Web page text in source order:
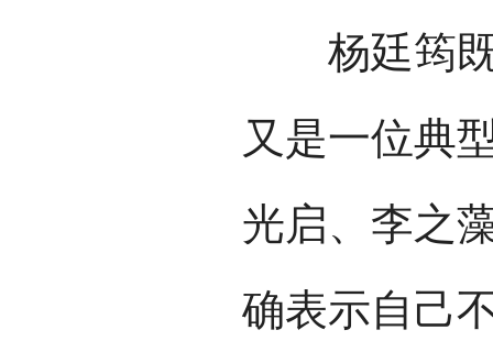
杨廷筠既
又是一位典
光启、李之
确表示自己